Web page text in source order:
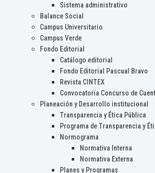
Sistema administrativo
Balance Social
Campus Universitario
Campus Verde
Fondo Editorial
Catálogo editorial
Fondo Editorial Pascual Bravo
Revista CINTEX
Convocatoria Concurso de
Planeación y Desarrollo institucional
Transparencia y Ética Pública
Programa de Transparencia y
Normograma
Normativa Interna
Normativa Externa
Planes y Programas